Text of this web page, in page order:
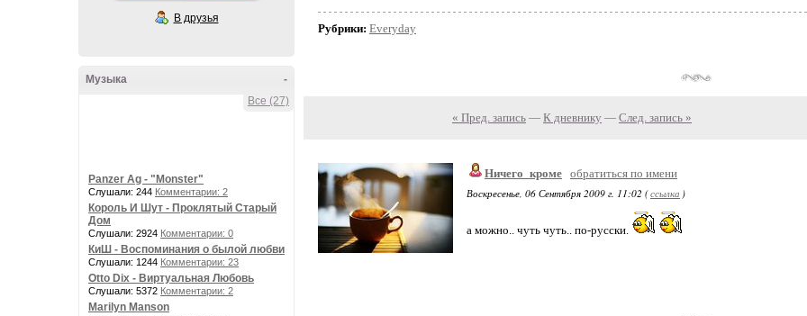
В друзья
-
Музыка
Все (27)
Panzer Ag - "Monster"
Слушали: 244 Комментарии: 2
Король И Шут - Проклятый Старый
Дом
Слушали: 2924 Комментарии: 0
КиШ - Воспоминания о былой любви
Слушали: 1244 Комментарии: 23
Otto Dix - Виртуальная Любовь
Слушали: 5372 Комментарии: 2
Marilyn Manson
Рубрики: Everyday
« Пред. запись — К дневнику — След. запись »
Ничего_кроме обратиться по имени
Воскресенье, 06 Сентября 2009 г. 11:02 (ссылка )
а можно.. чуть чуть.. по-русски.